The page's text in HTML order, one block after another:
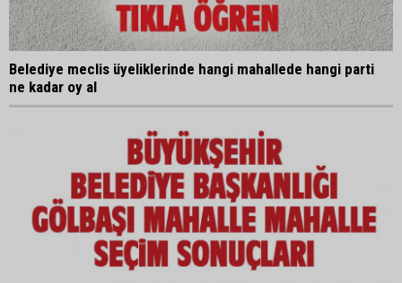
Belediye meclis üyeliklerinde hangi mahallede hangi parti
ne kadar oy al